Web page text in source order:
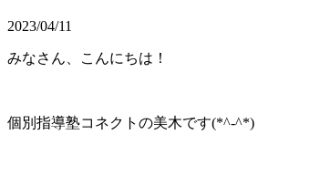
2023/04/11
みなさん、こんにちは！
個別指導塾コネクトの美木です(*^-^*)